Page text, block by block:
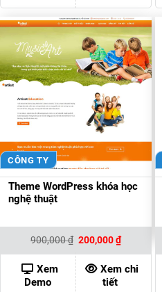
CÔNG TY
Theme WordPress khóa học
nghệ thuật
900,000₫ Giá
là:
900,000 ₫.
200,000₫Giá
hiện
tại
là:
200,000 ₫.
Xem
Demo
Xem chi
tiết